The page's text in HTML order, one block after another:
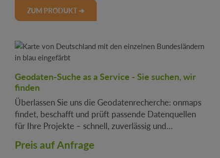
ZUM PRODUKT ➔
Geodaten-Suche as a Service - Sie suchen, wir
finden
Überlassen Sie uns die Geodatenrecherche: onmaps
findet, beschafft und prüft passende Datenquellen
für Ihre Projekte – schnell, zuverlässig und
Preis auf Anfrage